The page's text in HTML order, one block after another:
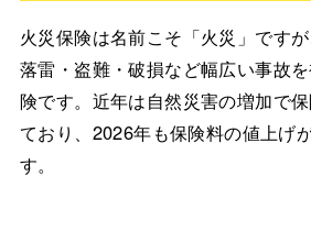
火災保険は名前こそ「火災」です
落雷・盗難・破損など幅広い事故
険です。近年は自然災害の増加で
ており、2026年も保険料の値上げ
す。